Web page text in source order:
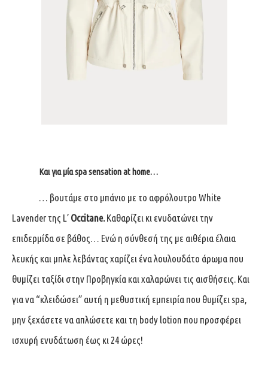
Και για μία spa sensation at home…
… βουτάμε στο μπάνιο με το αφρόλουτρο White
Lavender της L’ Occitane. Kαθαρίζει κι ενυδατώνει την
επιδερμίδα σε βάθος… Eνώ η σύνθεσή της με αιθέρια έλαια
λευκής και μπλε λεβάντας χαρίζει ένα λουλουδάτο άρωμα που
θυμίζει ταξίδι στην Προβηγκία και χαλαρώνει τις αισθήσεις. Και
για να “κλειδώσει” αυτή η μεθυστική εμπειρία που θυμίζει spa,
μην ξεχάσετε να απλώσετε και τη body lotion που προσφέρει
ισχυρή ενυδάτωση έως κι 24 ώρες!